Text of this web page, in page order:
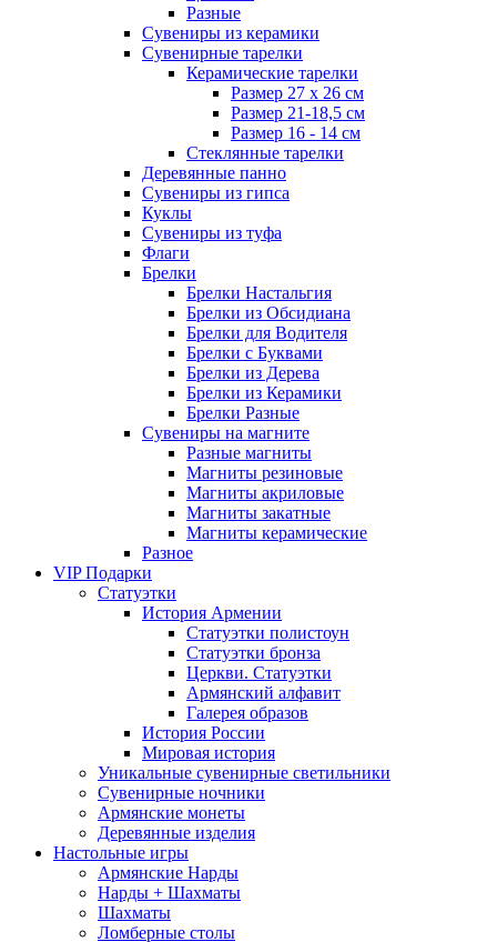
Разные
Сувениры из керамики
Сувенирные тарелки
Керамические тарелки
Размер 27 х 26 см
Размер 21-18,5 см
Размер 16 - 14 см
Стеклянные тарелки
Деревянные панно
Сувениры из гипса
Куклы
Сувениры из туфа
Флаги
Брелки
Брелки Настальгия
Брелки из Обсидиана
Брелки для Водителя
Брелки с Буквами
Брелки из Дерева
Брелки из Керамики
Брелки Разные
Сувениры на магните
Разные магниты
Магниты резиновые
Магниты акриловые
Магниты закатные
Магниты керамические
Разное
VIP Подарки
Статуэтки
История Армении
Статуэтки полистоун
Статуэтки бронза
Церкви. Статуэтки
Армянский алфавит
Галерея образов
История России
Мировая история
Уникальные сувенирные светильники
Сувенирные ночники
Армянские монеты
Деревянные изделия
Настольные игры
Армянские Нарды
Нарды + Шахматы
Шахматы
Ломберные столы